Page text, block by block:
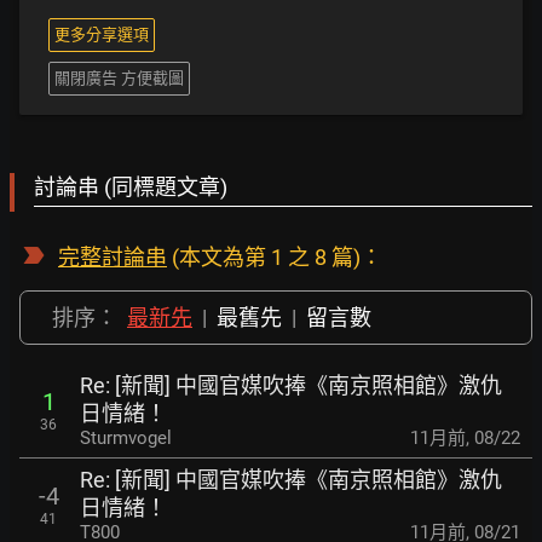
更多分享選項
關閉廣告 方便截圖
討論串 (同標題文章)
完整討論串 (本文為第 1 之 8 篇)：
排序： 最新先 | 最舊先 | 留言數
1
36
Re: [新聞] 中國官媒吹捧《南京照相館》激仇
日情緒！
Sturmvogel 11月前, 08/22
-4
41
Re: [新聞] 中國官媒吹捧《南京照相館》激仇
日情緒！
T800 11月前, 08/21